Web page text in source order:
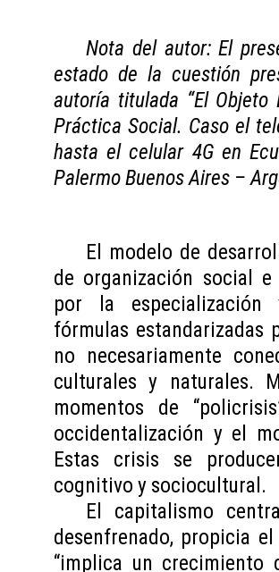
Nota del autor: El
estado de la cuestión
autoría titulada “El
Práctica Social. Caso el
hasta el celular 4G en
Palermo Buenos Aires –
El modelo de
de organización social
por la especialización
fórmulas estandarizadas
no necesariamente
culturales y naturales.
momentos de
occidentalización y el
Estas crisis se
cognitivo y sociocultural.
El capitalismo
desenfrenado, propicia
“implica un crecimiento